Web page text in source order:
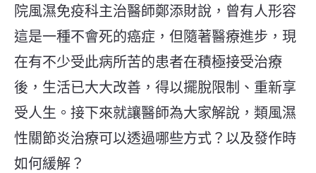
院風濕免疫科主治醫師鄭添財說，曾有人形容
這是一種不會死的癌症，但隨著醫療進步，現
在有不少受此病所苦的患者在積極接受治療
後，生活已大大改善，得以擺脫限制、重新享
受人生。接下來就讓醫師為大家解說，類風濕
性關節炎治療可以透過哪些方式？以及發作時
如何緩解？